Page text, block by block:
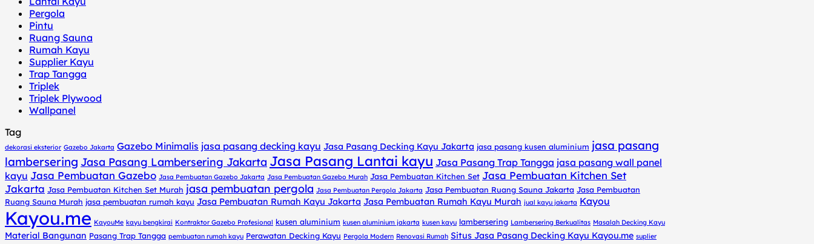
Pergola
Pintu
Ruang Sauna
Rumah Kayu
Supplier Kayu
Trap Tangga
Triplek
Triplek Plywood
Wallpanel
Tag
dekorasi eksterior Gazebo Jakarta Gazebo Minimalis jasa pasang decking kayu Jasa Pasang Decking Kayu Jakarta jasa pasang kusen aluminium jasa pasang
lambersering Jasa Pasang Lambersering Jakarta Jasa Pasang Lantai kayu Jasa Pasang Trap Tangga jasa pasang wall panel
kayu Jasa Pembuatan Gazebo Jasa Pembuatan Gazebo Jakarta Jasa Pembuatan Gazebo Murah Jasa Pembuatan Kitchen Set Jasa Pembuatan Kitchen Set
Jakarta Jasa Pembuatan Kitchen Set Murah jasa pembuatan pergola Jasa Pembuatan Pergola Jakarta Jasa Pembuatan Ruang Sauna Jakarta Jasa Pembuatan
Ruang Sauna Murah jasa pembuatan rumah kayu Jasa Pembuatan Rumah Kayu Jakarta Jasa Pembuatan Rumah Kayu Murah jual kayu jakarta Kayou
Kayou.me KayouMe kayu bengkirai Kontraktor Gazebo Profesional kusen aluminium kusen aluminium jakarta kusen kayu lambersering Lambersering Berkualitas Masalah Decking Kayu
Material Bangunan Pasang Trap Tangga pembuatan rumah kayu Perawatan Decking Kayu Pergola Modern Renovasi Rumah Situs Jasa Pasang Decking Kayu Kayou.me suplier